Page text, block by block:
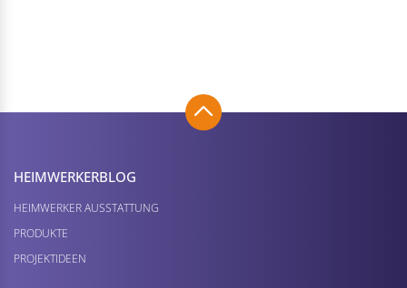
HEIMWERKER­BLOG
HEIMWERKER AUSSTATTUNG
PRODUKTE
PROJEKTIDEEN